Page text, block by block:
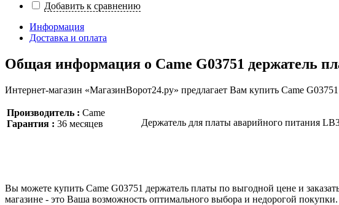
Добавить к сравнению
Информация
Доставка и оплата
Общая информация о Came G03751 держатель
Интернет-магазин «МагазинВорот24.ру» предлагает Вам купить Came
Производитель : Came
Гарантия : 36 месяцев Держатель для платы аварийного питания
Вы можете купить Came G03751 держатель платы по выгодной цене и
магазине - это Ваша возможность оптимального выбора и недорогой покупки.